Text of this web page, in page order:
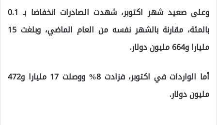
وعلى صعيد شهر اكتوبر، شهدت الصادرات انخفاضا بـ 0.1
بالمئة، مقارنة بالشهر نفسه من العام الماضي، وبلغت 15
مليارا و664 مليون دولار.
أما الواردات في اكتوبر، فزادت 8% ووصلت 17 مليارا و472
مليون دولار.